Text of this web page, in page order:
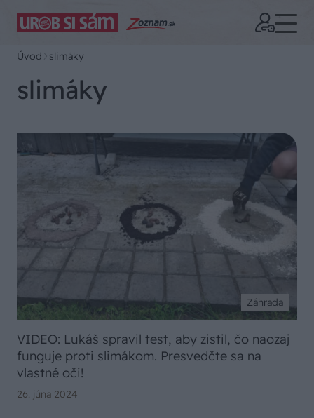
Úvod slimáky
slimáky
Záhrada
VIDEO: Lukáš spravil test, aby zistil, čo naozaj
funguje proti slimákom. Presvedčte sa na
vlastné oči!
26. júna 2024